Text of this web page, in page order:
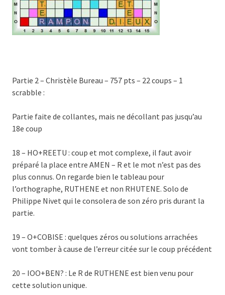
Partie 2 – Christèle Bureau – 757 pts – 22 coups – 1
scrabble :
Partie faite de collantes, mais ne décollant pas jusqu’au
18e coup
18 – HO+REETU : coup et mot complexe, il faut avoir
préparé la place entre AMEN – R et le mot n’est pas des
plus connus. On regarde bien le tableau pour
l’orthographe, RUTHENE et non RHUTENE. Solo de
Philippe Nivet qui le consolera de son zéro pris durant la
partie.
19 – O+COBISE : quelques zéros ou solutions arrachées
vont tomber à cause de l’erreur citée sur le coup précédent
20 – IOO+BEN? : Le R de RUTHENE est bien venu pour
cette solution unique.